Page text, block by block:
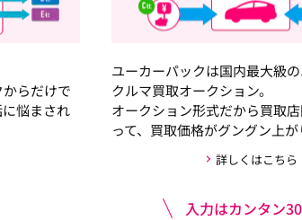
らだけで
悩まされ
ユーカーパックは国内最大級
クルマ買取オークション。
オークション形式だから買取
って、買取価格がグングン上が
詳しくはこちら
入力はカンタン